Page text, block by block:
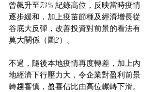
曾飆升至73% 紀錄高位，反映當時疫情
逐步緩和，加上疫苗節種及經濟增長從
谷底大反彈，改善投資對前景的看法有
莫大關係（圖2）。
不過，隨後本地疫情再度轉差，加上內
地經濟下行壓力大，令企業對盈利前景
轉趨審慎，盈喜佔比由高位輾轉下滑。